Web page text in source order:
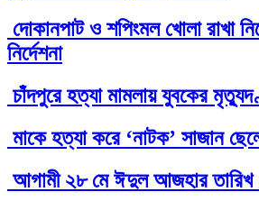
দোকানপাট ও শপিংমল খোলা রাখা
নির্দেশনা
চাঁদপুরে হত্যা মামলায় যুবকের
মাকে হত্যা করে ‘নাটক’ সাজান
আগামী ২৮ মে ঈদুল আজহার তারিখ